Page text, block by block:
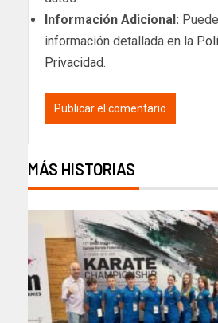
Información Adicional:
información detallada en la
Privacidad.
MÁS HISTORIAS